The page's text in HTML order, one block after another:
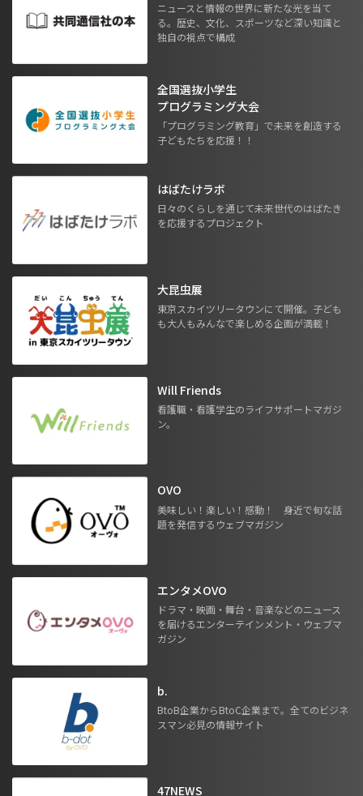
ニュースと情報の世界に新たな光を当て
る。歴史、文化、スポーツなど深い知識と
独自の視点で構成
全国選抜小学生
プログラミング大会
「プログラミング教育」で未来を創造する
子どもたちを応援！！
はばたけラボ
日々のくらしを通じて未来世代のはばたき
を応援するプロジェクト
大昆虫展
東京スカイツリータウンにて開催。子ども
も大人もみんなで楽しめる企画が満載！
Will Friends
看護職・看護学生のライフサポートマガジ
ン。
OVO
美味しい！楽しい！感動！ 身近で旬な話
題を発信するウェブマガジン
エンタメOVO
ドラマ・映画・舞台・音楽などのニュース
を届けるエンターテインメント・ウェブマ
ガジン
b.
BtoB企業からBtoC企業まで。全てのビジネ
スマン必見の情報サイト
47NEWS